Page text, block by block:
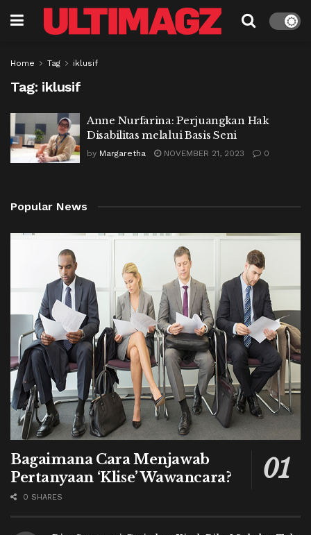
Home Tag iklusif
Tag: iklusif
Anne Nurfarina: Perjuangkan Hak
Disabilitas melalui Basis Seni
by Margaretha NOVEMBER 21, 2023 0
Popular News
Bagaimana Cara Menjawab
Pertanyaan ‘Klise’ Wawancara?
0 SHARES